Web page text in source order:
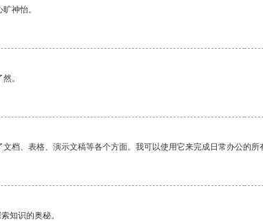
神怡。
。
档、表格、演示文稿等各个方面。我可以使用它来完成日常办公的所
知识的奥秘。